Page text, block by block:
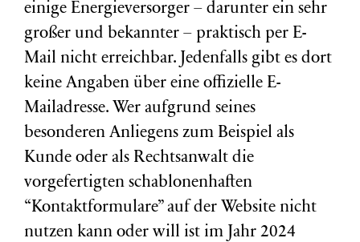
einige Energieversorger – darunter ein sehr
großer und bekannter – praktisch per E-
Mail nicht erreichbar. Jedenfalls gibt es dort
keine Angaben über eine offizielle E-
Mailadresse. Wer aufgrund seines
besonderen Anliegens zum Beispiel als
Kunde oder als Rechtsanwalt die
vorgefertigten schablonenhaften
“Kontaktformulare” auf der Website nicht
nutzen kann oder will ist im Jahr 2024